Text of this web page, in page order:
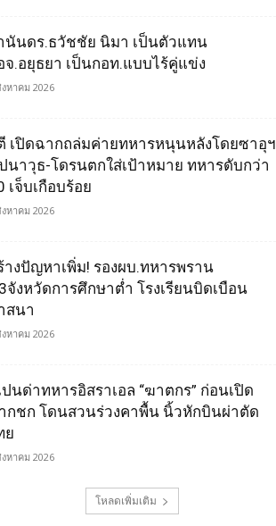
นันดร.ธวัชชัย นิมา เป็นตัวแทน
จ.อยุธยา เป็นกอท.แบบไร้คู่แข่ง
หาคม 2026
เปิดฉากถล่มค่ายทหารหนุนหลังโดยซาอุฯ
นาวุธ-โดรนตกใส่เป้าหมาย ทหารดับกว่า
เจ็บเกือบร้อย
หาคม 2026
างปัญหาเพิ่ม! รองผบ.ทหารพราน
จังหวัดการศึกษาต่ำ โรงเรียนบิดเบือน
สนา
หาคม 2026
ปนด่าทหารอิสราเอล “ฆาตกร” ก่อนเปิด
กชก โดนสวนร่วงคาพื้น นิ้วหักบินผ่าตัด
ย
หาคม 2026
โหลดเพิ่มเติม